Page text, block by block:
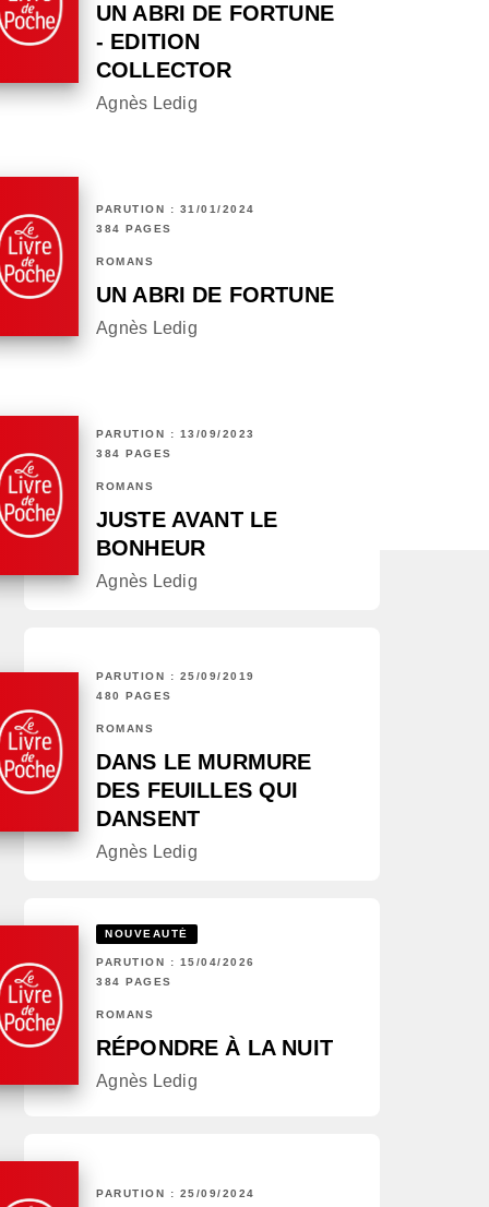
UN ABRI DE FORTUNE
- EDITION
COLLECTOR
Agnès Ledig
PARUTION : 31/01/2024
384 PAGES
ROMANS
UN ABRI DE FORTUNE
Agnès Ledig
PARUTION : 13/09/2023
384 PAGES
ROMANS
JUSTE AVANT LE
BONHEUR
Agnès Ledig
PARUTION : 25/09/2019
480 PAGES
ROMANS
DANS LE MURMURE
DES FEUILLES QUI
DANSENT
Agnès Ledig
NOUVEAUTÉ
PARUTION : 15/04/2026
384 PAGES
ROMANS
RÉPONDRE À LA NUIT
Agnès Ledig
PARUTION : 25/09/2024